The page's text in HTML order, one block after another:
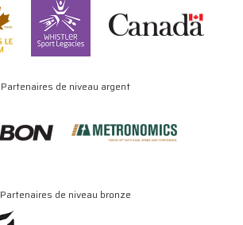
Partenaires de niveau argent
Partenaires de niveau bronze